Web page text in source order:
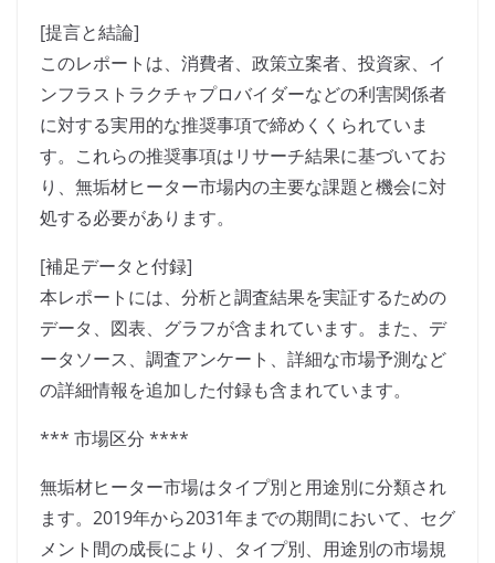
[提言と結論]
このレポートは、消費者、政策立案者、投資家、イ
ンフラストラクチャプロバイダーなどの利害関係者
に対する実用的な推奨事項で締めくくられていま
す。これらの推奨事項はリサーチ結果に基づいてお
り、無垢材ヒーター市場内の主要な課題と機会に対
処する必要があります。
[補足データと付録]
本レポートには、分析と調査結果を実証するための
データ、図表、グラフが含まれています。また、デ
ータソース、調査アンケート、詳細な市場予測など
の詳細情報を追加した付録も含まれています。
*** 市場区分 ****
無垢材ヒーター市場はタイプ別と用途別に分類され
ます。2019年から2031年までの期間において、セグ
メント間の成長により、タイプ別、用途別の市場規